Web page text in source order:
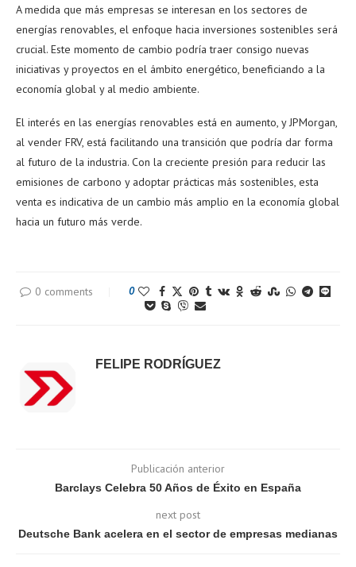
A medida que más empresas se interesan en los sectores de
energías renovables, el enfoque hacia inversiones sostenibles será
crucial. Este momento de cambio podría traer consigo nuevas
iniciativas y proyectos en el ámbito energético, beneficiando a la
economía global y al medio ambiente.
El interés en las energías renovables está en aumento, y JPMorgan,
al vender FRV, está facilitando una transición que podría dar forma
al futuro de la industria. Con la creciente presión para reducir las
emisiones de carbono y adoptar prácticas más sostenibles, esta
venta es indicativa de un cambio más amplio en la economía global
hacia un futuro más verde.
0 comments 0
FELIPE RODRÍGUEZ
Publicación anterior
Barclays Celebra 50 Años de Éxito en España
next post
Deutsche Bank acelera en el sector de empresas medianas